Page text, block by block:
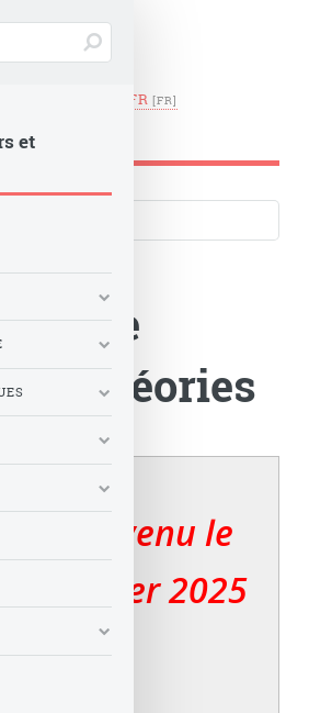
FR
et Théories
est devenu le
janvier 2025
et